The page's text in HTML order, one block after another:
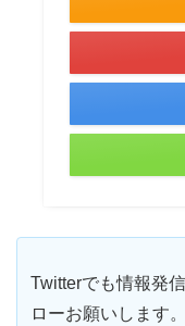
Twitterでも情報発
ローお願いします。